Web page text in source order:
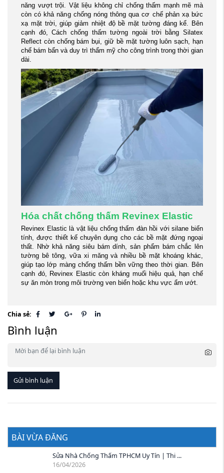
năng vượt trội. Vật liệu không chỉ chống thấm mạnh mẽ mà
còn có khả năng chống nóng thông qua cơ chế phản xạ bức
xạ mặt trời, giúp giảm nhiệt độ bề mặt tường đáng kể. Bên
cạnh đó, Cách chống thấm tường ngoài trời bằng Silatex
Reflect còn chống bám bụi, giữ bề mặt tường luôn sạch, hạn
chế bám bẩn và duy trì thẩm mỹ cho công trình trong thời gian
dài.
Hóa chất chống thấm Revinex Elastic
Revinex Elastic là vật liệu chống thấm đàn hồi với silane biến
tính, được thiết kế chuyên dụng cho các bề mặt đứng ngoại
thất. Nhờ khả năng siêu bám dính, sản phẩm bám chắc lên
tường bê tông, vữa xi măng và nhiều bề mặt khoáng khác,
giúp tạo lớp màng chống thấm bền vững theo thời gian. Bên
cạnh đó, Revinex Elastic còn kháng muối hiệu quả, hạn chế
sự ăn mòn trong môi trường ven biển hoặc khu vực ẩm ướt.
Chia sẻ:
Bình luận
Gửi bình luận
BÀI VỪA ĐĂNG
Sửa Nhà Chống Thấm TPHCM Uy Tín | Thi ...
16/04/2026